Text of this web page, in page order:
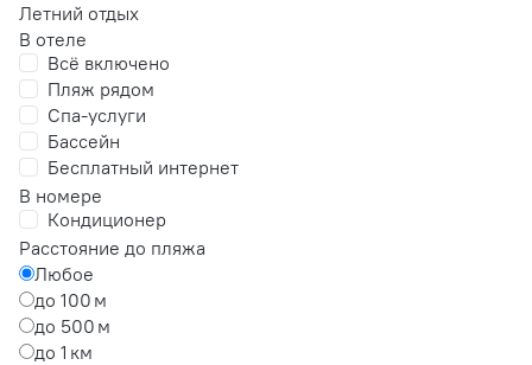
Летний отдых
В отеле
Всё включено
Пляж рядом
Спа-услуги
Бассейн
Бесплатный интернет
В номере
Кондиционер
Расстояние до пляжа
Любое
до 100 м
до 500 м
до 1 км